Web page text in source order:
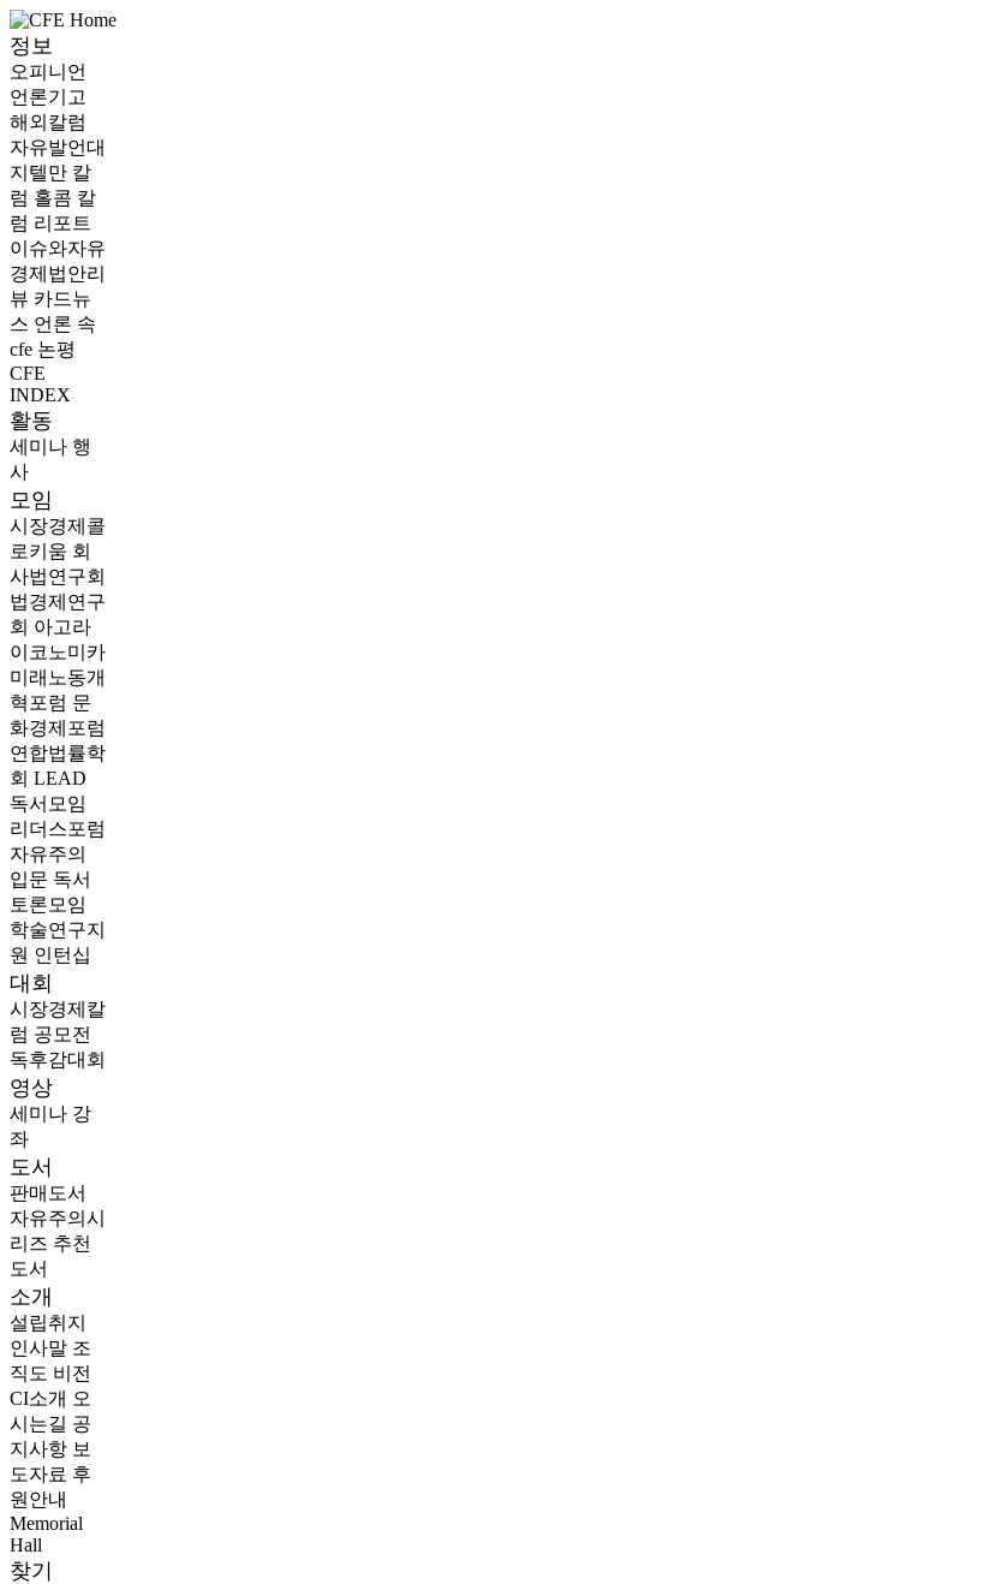
정보
오피니언
언론기고
해외칼럼
자유발언대
지텔만 칼
럼 홀콤 칼
럼 리포트
이슈와자유
경제법안리
뷰 카드뉴
스 언론 속
cfe 논평
CFE
INDEX
활동
세미나 행
사
모임
시장경제콜
로키움 회
사법연구회
법경제연구
회 아고라
이코노미카
미래노동개
혁포럼 문
화경제포럼
연합법률학
회 LEAD
독서모임
리더스포럼
자유주의
입문 독서
토론모임
학술연구지
원 인턴십
대회
시장경제칼
럼 공모전
독후감대회
영상
세미나 강
좌
도서
판매도서
자유주의시
리즈 추천
도서
소개
설립취지
인사말 조
직도 비전
CI소개 오
시는길 공
지사항 보
도자료 후
원안내
Memorial
Hall
찾기